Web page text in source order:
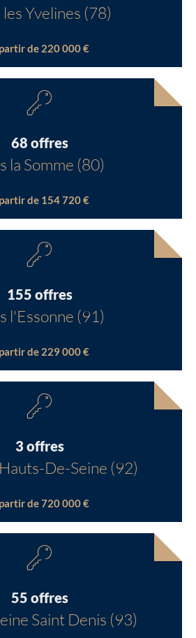
les Yvelines (78)
de 220 000 €
68 offres
la Somme (80)
de 154 720 €
155 offres
l'Essonne (91)
de 229 000 €
3 offres
De-Seine (92)
de 720 000 €
55 offres
Saint Denis (93)